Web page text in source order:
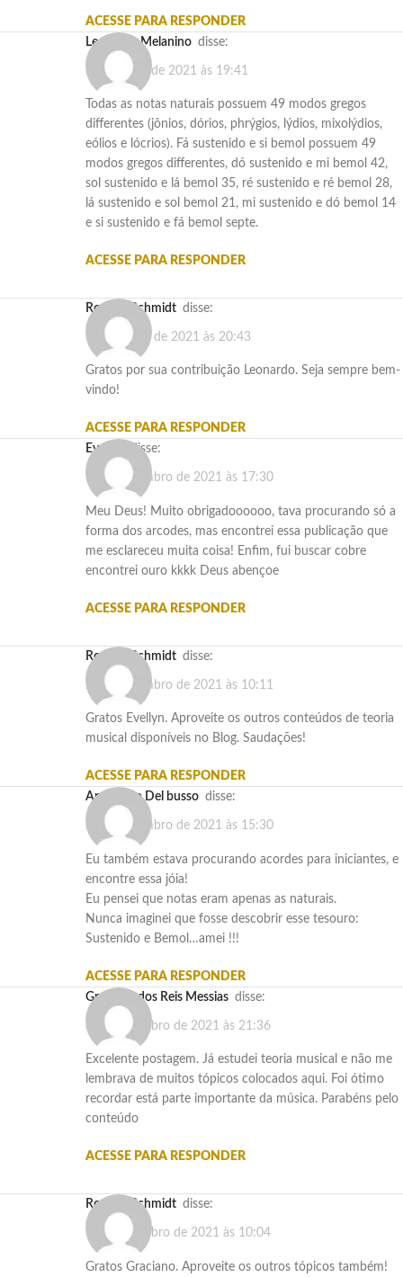
ACESSE PARA RESPONDER
Leonardo Melanino disse:
30 de julho de 2021 às 19:41
Todas as notas naturais possuem 49 modos gregos
differentes (jônios, dórios, phrýgios, lýdios, mixolýdios,
eólios e lócrios). Fá sustenido e si bemol possuem 49
modos gregos differentes, dó sustenido e mi bemol 42,
sol sustenido e lá bemol 35, ré sustenido e ré bemol 28,
lá sustenido e sol bemol 21, mi sustenido e dó bemol 14
e si sustenido e fá bemol septe.
ACESSE PARA RESPONDER
Rogério Schmidt disse:
3 de agosto de 2021 às 20:43
Gratos por sua contribuição Leonardo. Seja sempre bem-
vindo!
ACESSE PARA RESPONDER
Evellyn
disse:
17 de setembro de 2021 às 17:30
Meu Deus! Muito obrigadoooooo, tava procurando só a
forma dos arcodes, mas encontrei essa publicação que
me esclareceu muita coisa! Enfim, fui buscar cobre
encontrei ouro kkkk Deus abençoe
ACESSE PARA RESPONDER
Rogério Schmidt disse:
21 de setembro de 2021 às 10:11
Gratos Evellyn. Aproveite os outros conteúdos de teoria
musical disponíveis no Blog. Saudações!
ACESSE PARA RESPONDER
Aparecido Del busso disse:
29 de setembro de 2021 às 15:30
Eu também estava procurando acordes para iniciantes, e
encontre essa jóia!
Eu pensei que notas eram apenas as naturais.
Nunca imaginei que fosse descobrir esse tesouro:
Sustenido e Bemol…amei !!!
ACESSE PARA RESPONDER
Graciano dos Reis Messias disse:
3 de novembro de 2021 às 21:36
Excelente postagem. Já estudei teoria musical e não me
lembrava de muitos tópicos colocados aqui. Foi ótimo
recordar está parte importante da música. Parabéns pelo
conteúdo
ACESSE PARA RESPONDER
Rogério Schmidt disse:
9 de novembro de 2021 às 10:04
Gratos Graciano. Aproveite os outros tópicos também!